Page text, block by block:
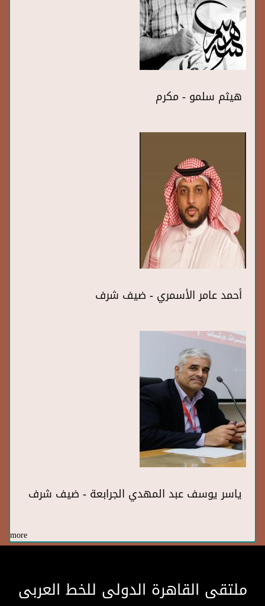
هيثم سلمو - مكرم
أحمد عامر الأسمري - ضيف شرف
ياسر يوسف عبد المهدي الجرابعة - ضيف شرف
more
ملتقى القاهرة الدولى للخط العربى